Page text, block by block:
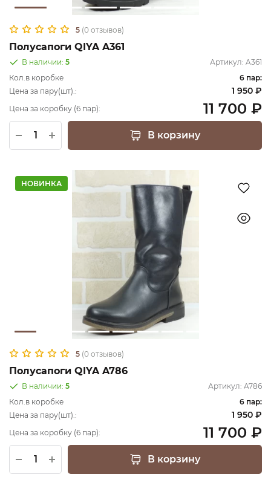
5 (0 отзывов)
Полусапоги QIYA A361
В наличии: 5 Артикул: A361
Кол.в коробке
6 пар:
Цена за пару(шт).:
1 950 ₽
Цена за коробку (6 пар): 11 700 ₽
В корзину
НОВИНКА
5 (0 отзывов)
Полусапоги QIYA A786
В наличии: 5 Артикул: A786
Кол.в коробке
6 пар:
Цена за пару(шт).:
1 950 ₽
Цена за коробку (6 пар): 11 700 ₽
В корзину